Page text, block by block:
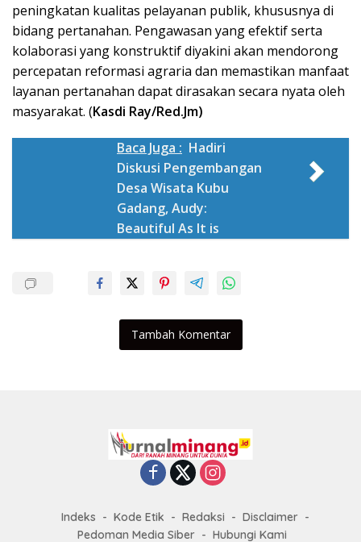
peningkatan kualitas pelayanan publik, khususnya di
bidang pertanahan. Pengawasan yang efektif serta
kolaborasi yang konstruktif diyakini akan mendorong
percepatan reformasi agraria dan memastikan manfaat
layanan pertanahan dapat dirasakan secara nyata oleh
masyarakat. (Kasdi Ray/Red.Jm)
Baca Juga : Hadiri
Diskusi Pengembangan
Desa Wisata Kubu
Gadang, Audy:
Beautiful As It is
Tambah Komentar
Indeks Kode Etik Redaksi
Disclaimer
Pedoman Media Siber
Hubungi Kami